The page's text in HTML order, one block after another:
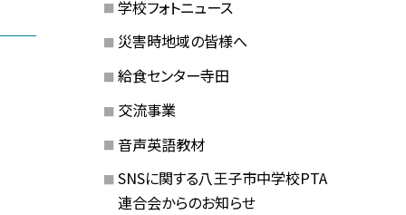
学校フォトニュース
災害時地域の皆様へ
給食センター寺田
交流事業
音声英語教材
SNSに関する八王子市中学校PTA
連合会からのお知らせ